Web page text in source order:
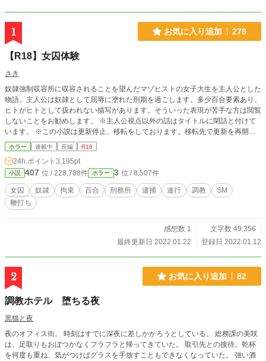
1 お気に入り追加 279
【R18】女囚体験
さき
奴隷強制収容所に収容されることを望んだマゾヒストの女子大生を主人公とした
物語。主人公は奴隷として屈辱に塗れた刑期を過ごします。多少百合要素あり。
ヒトがヒトとして扱われない描写があります。そういった表現が苦手な方は閲覧
しないことをお勧めします。 ※主人公視点以外の話はタイトルに閑話と付けて
います。 ※この小説は更新停止、移転をしております。移転先で更新を再開し
ています。詳細は最新話をご覧ください。
ホラー 連載中 長編 R18
24h.ポイント 3,195pt
小説 407 位 / 228,788件 ホラー 3 位 / 8,507件
女囚 奴隷 拘束 百合 刑務所 逮捕 連行 調教
SM
鞭打ち
感想数 1
文字数 49,356
最終更新日 2022.01.22
登録日 2022.01.12
2 お気に入り追加 82
調教ホテル 堕ちる夜
黒猫と夜
夜のオフィス街。 時刻はすでに深夜に差しかかろうとしている。 総務課の美咲
は、足取りもおぼつかなくフラフラと帰ってきていた。 取引先との接待。乾杯
を何度も重ね、気がつけばグラスを手放すこともできなくなっていた。 強い酒